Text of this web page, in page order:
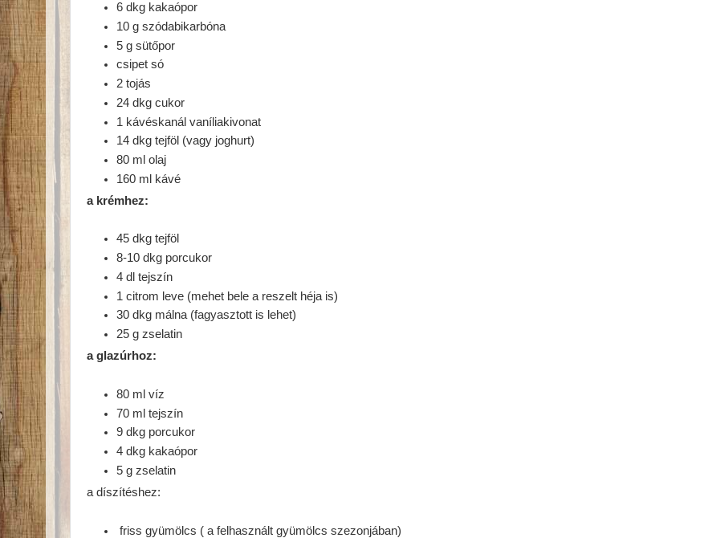
6 dkg kakaópor
10 g szódabikarbóna
5 g sütőpor
csipet só
2 tojás
24 dkg cukor
1 kávéskanál vaníliakivonat
14 dkg tejföl (vagy joghurt)
80 ml olaj
160 ml kávé
a krémhez:
45 dkg tejföl
8-10 dkg porcukor
4 dl tejszín
1 citrom leve (mehet bele a reszelt héja is)
30 dkg málna (fagyasztott is lehet)
25 g zselatin
a glazúrhoz:
80 ml víz
70 ml tejszín
9 dkg porcukor
4 dkg kakaópor
5 g zselatin
a díszítéshez:
friss gyümölcs ( a felhasznált gyümölcs szezonjában)